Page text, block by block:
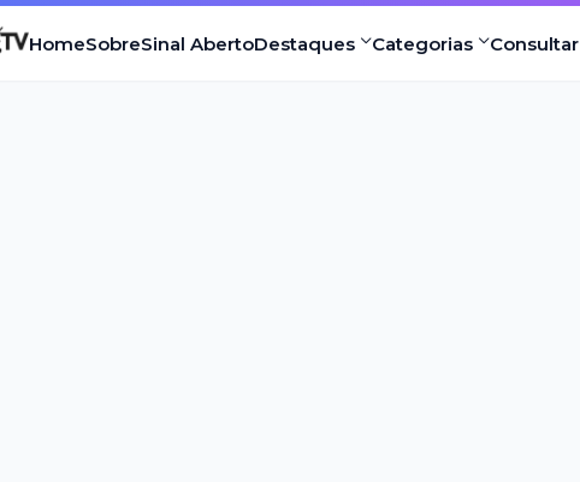
HomeSobreSinal AbertoDestaques Categorias Consultar